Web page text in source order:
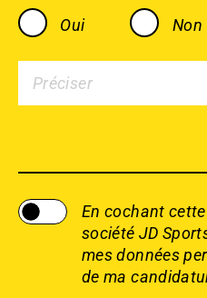
Oui Non
En cochant
société JD
mes données
de ma